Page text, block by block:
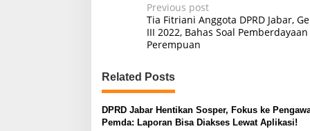
P
o
s
t
n
a
Previous post
Tia Fitriani Anggota DPRD Jabar,
III 2022, Bahas Soal Pemberdayaan
Perempuan
Related Posts
DPRD Jabar Hentikan Sosper, Fokus ke
Pemda: Laporan Bisa Diakses Lewat Aplikasi!